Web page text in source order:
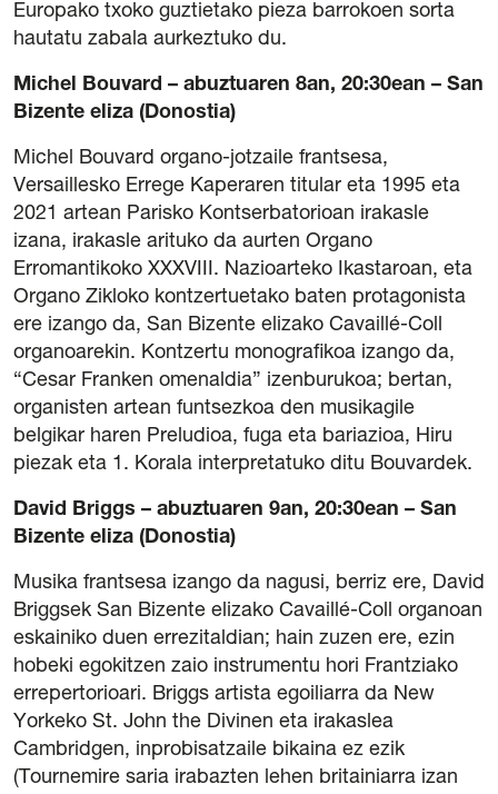
Europako txoko guztietako pieza barrokoen sorta
hautatu zabala aurkeztuko du.
Michel Bouvard – abuztuaren 8an, 20:30ean – San
Bizente eliza (Donostia)
Michel Bouvard organo-jotzaile frantsesa,
Versaillesko Errege Kaperaren titular eta 1995 eta
2021 artean Parisko Kontserbatorioan irakasle
izana, irakasle arituko da aurten Organo
Erromantikoko XXXVIII. Nazioarteko Ikastaroan, eta
Organo Zikloko kontzertuetako baten protagonista
ere izango da, San Bizente elizako Cavaillé-Coll
organoarekin. Kontzertu monografikoa izango da,
“Cesar Franken omenaldia” izenburukoa; bertan,
organisten artean funtsezkoa den musikagile
belgikar haren Preludioa, fuga eta bariazioa, Hiru
piezak eta 1. Korala interpretatuko ditu Bouvardek.
David Briggs – abuztuaren 9an, 20:30ean – San
Bizente eliza (Donostia)
Musika frantsesa izango da nagusi, berriz ere, David
Briggsek San Bizente elizako Cavaillé-Coll organoan
eskainiko duen errezitaldian; hain zuzen ere, ezin
hobeki egokitzen zaio instrumentu hori Frantziako
errepertorioari. Briggs artista egoiliarra da New
Yorkeko St. John the Divinen eta irakaslea
Cambridgen, inprobisatzaile bikaina ez ezik
(Tournemire saria irabazten lehen britainiarra izan